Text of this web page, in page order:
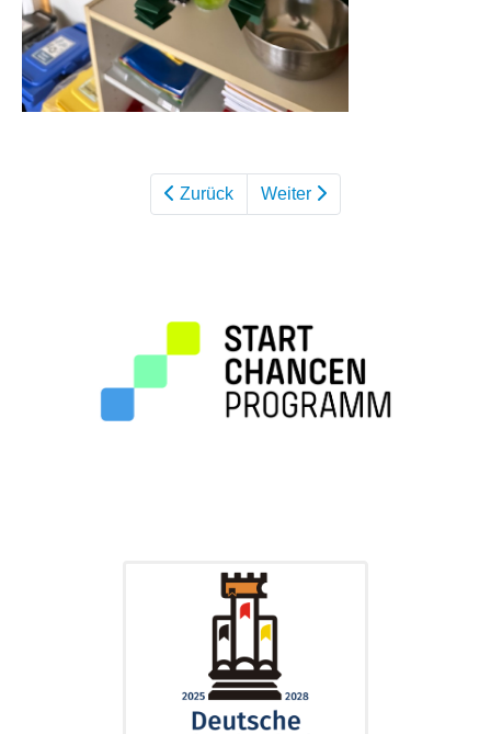
Zurück Weiter